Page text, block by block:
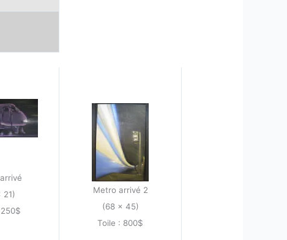
21)
Metro arrivé 2
(68 x 45)
Toile : 800$